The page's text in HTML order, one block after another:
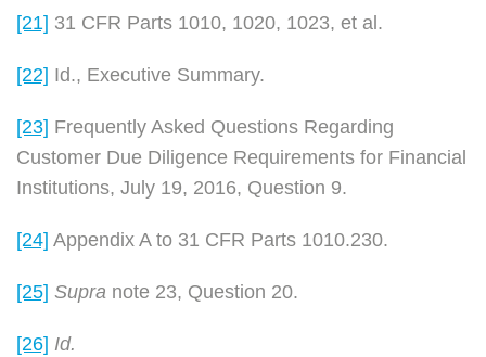
[21] 31 CFR Parts 1010, 1020, 1023, et al.
[22] Id., Executive Summary.
[23] Frequently Asked Questions Regarding
Customer Due Diligence Requirements for Financial
Institutions, July 19, 2016, Question 9.
[24] Appendix A to 31 CFR Parts 1010.230.
[25] Supra note 23, Question 20.
[26] Id.